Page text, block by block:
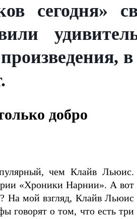
сегодня»
добро
чем Клайв Льюис.
«Хроники Нарнии». А вот
На мой взгляд, Клайв Льюис
говорят о том, что есть три